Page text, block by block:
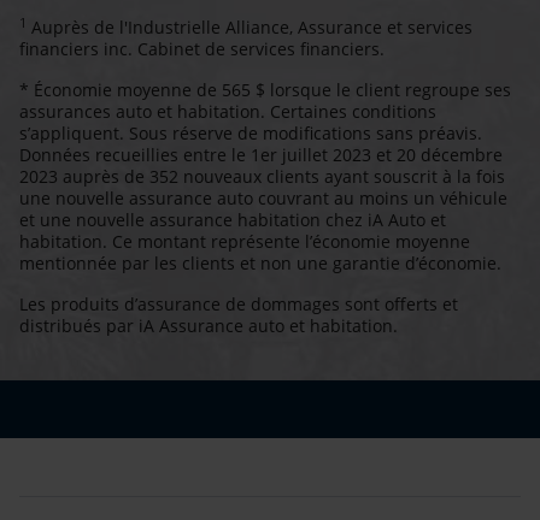
1 Auprès de l'Industrielle Alliance, Assurance et services
financiers inc. Cabinet de services financiers.
* Économie moyenne de 565 $ lorsque le client regroupe ses
assurances auto et habitation. Certaines conditions
s’appliquent. Sous réserve de modifications sans préavis.
Données recueillies entre le 1er juillet 2023 et 20 décembre
2023 auprès de 352 nouveaux clients ayant souscrit à la fois
une nouvelle assurance auto couvrant au moins un véhicule
et une nouvelle assurance habitation chez iA Auto et
habitation. Ce montant représente l’économie moyenne
mentionnée par les clients et non une garantie d’économie.
Les produits d’assurance de dommages sont offerts et
distribués par iA Assurance auto et habitation.